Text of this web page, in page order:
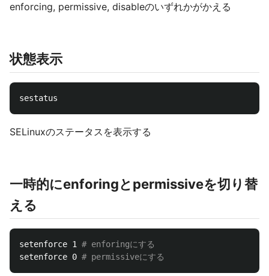
enforcing, permissive, disableのいずれかがかえる
状態表示
SELinuxのステータスを表示する
一時的にenforingとpermissiveを切り替
える
setenforce 1 # enforingにする
setenforce 0 # permissiveにする